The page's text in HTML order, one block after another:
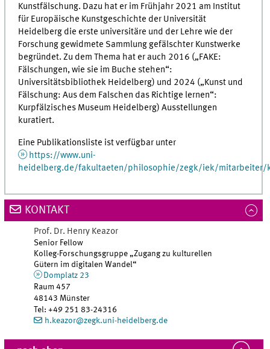
Kunstfälschung. Dazu hat er im Frühjahr 2021 am Institut
für Europäische Kunstgeschichte der Universität
Heidelberg die erste universitäre und der Lehre wie der
Forschung gewidmete Sammlung gefälschter Kunstwerke
begründet. Zu dem Thema hat er auch 2016 („FAKE:
Fälschungen, wie sie im Buche stehen“:
Universitätsbibliothek Heidelberg) und 2024 („Kunst und
Fälschung: Aus dem Falschen das Richtige lernen“:
Kurpfälzisches Museum Heidelberg) Ausstellungen
kuratiert.
Eine Publikationsliste ist verfügbar unter
https://www.uni-
heidelberg.de/fakultaeten/philosophie/zegk/iek/mitarbeiter/
KONTAKT
Prof. Dr. Henry Keazor
Senior Fellow
Kolleg-Forschungsgruppe „Zugang zu kulturellen
Gütern im digitalen Wandel“
Domplatz 23
Raum 457
48143 Münster
Tel:+49 251 83-24316
h.keazor@zegk.uni-heidelberg.de